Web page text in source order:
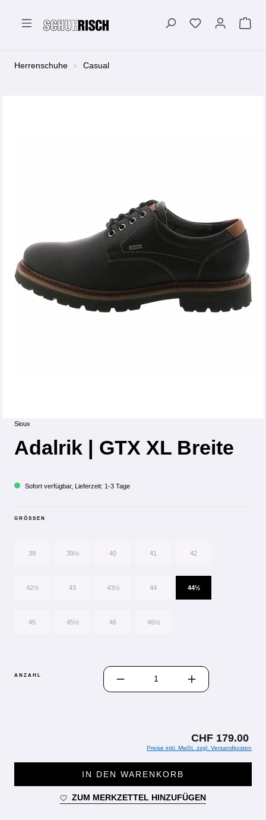
Herrenschuhe Casual
Sioux
Adalrik | GTX XL Breite
Sofort verfügbar, Lieferzeit: 1-3 Tage
GRÖSSEN
39 39½ 40 41 42
42½ 43 43½ 44 44½
45 45½ 46 46½
ANZAHL
PRODUKT ANZAHL: GIB DEN
CHF 179.00
Preise inkl. MwSt. zzgl. Versandkosten
IN DEN WARENKORB
ZUM MERKZETTEL HINZUFÜGEN